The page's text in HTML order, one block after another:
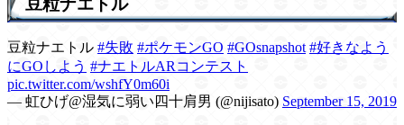
豆粒ナエトル #失敗 #ポケモンGO #GOsnapshot #好きなよう
にGOしよう #ナエトルARコンテスト
pic.twitter.com/wshfY0m60i
— 虹ひげ@湿気に弱い四十肩男 (@nijisato) September 15, 2019